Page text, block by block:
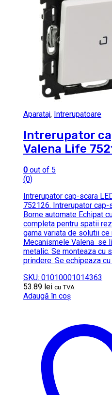
Aparataj, Intrerupatoare
Intrerupator
Valena Life
0 out of 5
(0)
Intrerupator cap-scara
752126. Intrerupator
Borne automate Echipat
completa pentru spatii
gama variata de solutii
Mecanismele Valena se
metalic. Se monteaza cu
prindere. Se echipeaza cu
SKU: 01010001014363
53.89 lei cu TVA
Adaugă în coș